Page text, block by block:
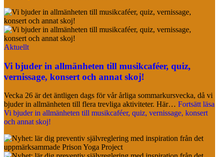
Aktuellt
Vi bjuder in allmänheten till musikcaféer, quiz,
vernissage, konsert och annat skoj!
Vecka 26 är det äntligen dags för vår årliga sommarkursvecka, då vi
bjuder in allmänheten till flera trevliga aktiviteter. Här… Fortsätt läsa
Vi bjuder in allmänheten till musikcaféer, quiz, vernissage, konsert
och annat skoj!